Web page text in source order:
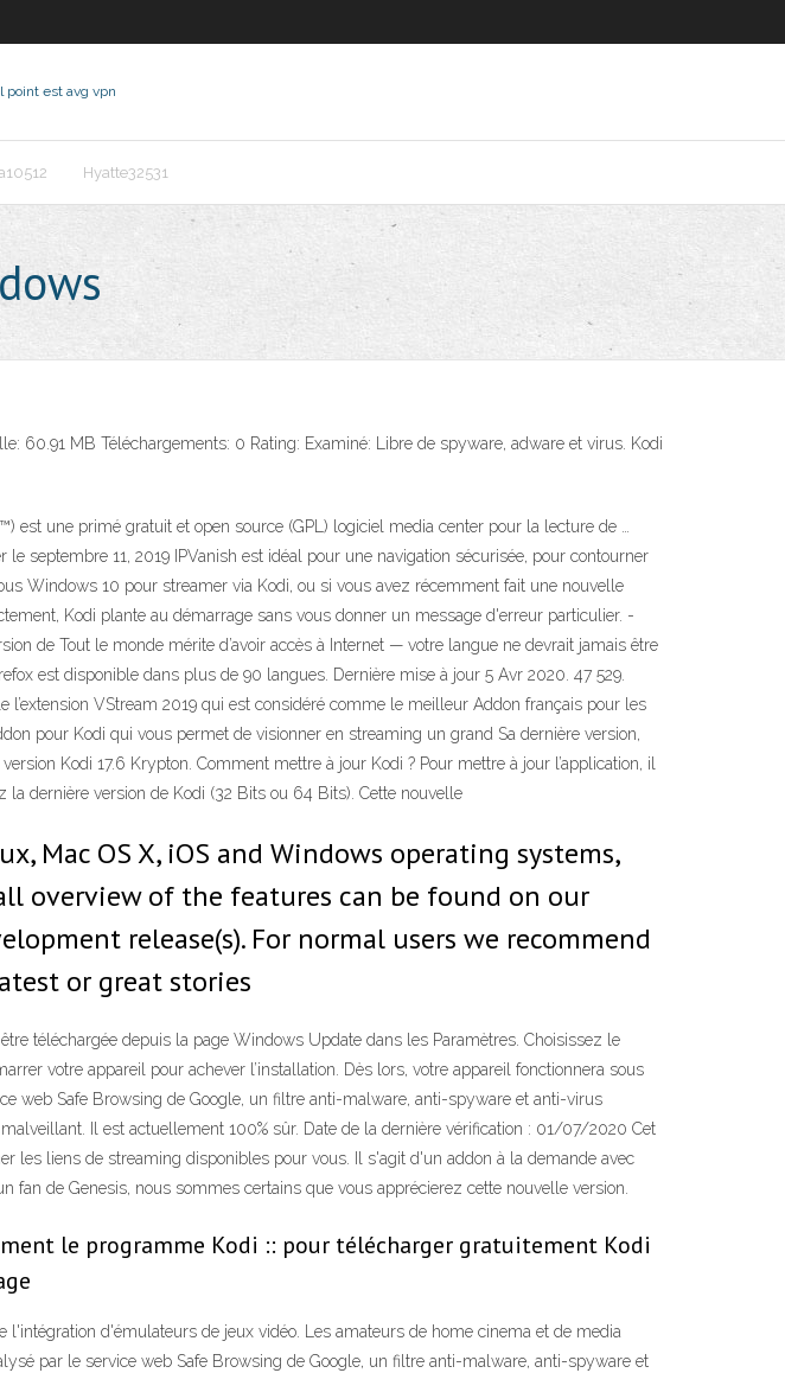
point est avg vpn
Hyatte32531
60.91 MB Téléchargements: 0 Rating: Examiné: Libre de spyware, adware et virus. Kodi
une primé gratuit et open source (GPL) logiciel media center pour la lecture de …
septembre 11, 2019 IPVanish est idéal pour une navigation sécurisée, pour contourner
Windows 10 pour streamer via Kodi, ou si vous avez récemment fait une nouvelle
Kodi plante au démarrage sans vous donner un message d'erreur particulier. -
de Tout le monde mérite d’avoir accès à Internet — votre langue ne devrait jamais être
est disponible dans plus de 90 langues. Dernière mise à jour 5 Avr 2020. 47 529.
VStream 2019 qui est considéré comme le meilleur Addon français pour les
pour Kodi qui vous permet de visionner en streaming un grand Sa dernière version,
Kodi 17.6 Krypton. Comment mettre à jour Kodi ? Pour mettre à jour l’application, il
dernière version de Kodi (32 Bits ou 64 Bits). Cette nouvelle
Mac OS X, iOS and Windows operating systems,
overview of the features can be found on our
release(s). For normal users we recommend
or great stories
téléchargée depuis la page Windows Update dans les Paramètres. Choisissez le
votre appareil pour achever l’installation. Dès lors, votre appareil fonctionnera sous
web Safe Browsing de Google, un filtre anti-malware, anti-spyware et anti-virus
Il est actuellement 100% sûr. Date de la dernière vérification : 01/07/2020 Cet
les liens de streaming disponibles pour vous. Il s'agit d'un addon à la demande avec
de Genesis, nous sommes certains que vous apprécierez cette nouvelle version.
le programme Kodi :: pour télécharger gratuitement Kodi
d'émulateurs de jeux vidéo. Les amateurs de home cinema et de media
par le service web Safe Browsing de Google, un filtre anti-malware, anti-spyware et